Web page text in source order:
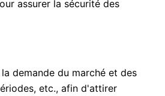
assurer la sécurité des
demande du marché et des
etc., afin d'attirer